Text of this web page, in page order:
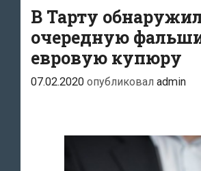
В Тарту
очередную
евровую купюру
07.02.2020 опубликовал admin